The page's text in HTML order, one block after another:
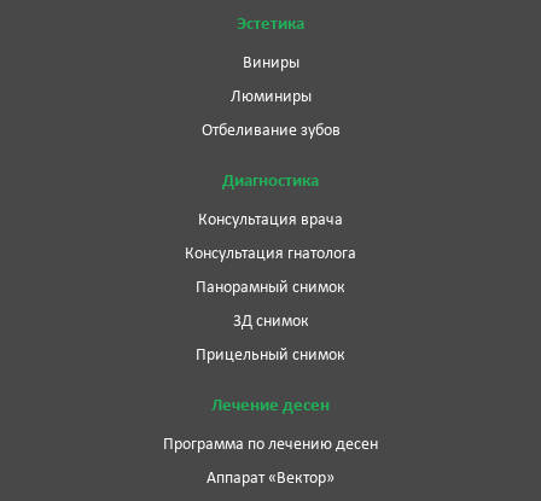
Эстетика
Виниры
Люминиры
Отбеливание зубов
Диагностика
Консультация врача
Консультация гнатолога
Панорамный снимок
3Д снимок
Прицельный снимок
Лечение десен
Программа по лечению десен
Аппарат «Вектор»